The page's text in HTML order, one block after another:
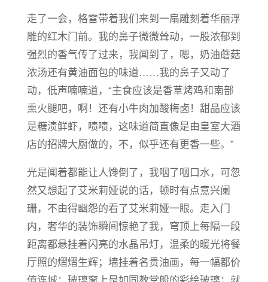
走了一会，格雷带着我们来到一扇雕刻着华丽浮
雕的红木门前。我的鼻子微微耸动，一股浓郁到
强烈的香气传了过来，我闻到了，嗯，奶油蘑菇
浓汤还有黄油面包的味道……我的鼻子又动了
动，低声喃喃道，“主食应该是香草烤鸡和南部
熏火腿吧，啊！还有小牛肉加酸梅卤！甜品应该
是糖渍鲜虾，啧啧，这味道简直像是由皇室大酒
店的招牌大厨做的，不，似乎还有更香一些。”
光是闻着都能让人馋倒了，我咽了咽口水，可忽
然又想起了艾米莉娅说的话，顿时有点意兴阑
珊，不由得幽怨的看了艾米莉娅一眼。走入门
内，奢华的装饰瞬间惊艳了我，穹顶上每隔一段
距离都悬挂着闪亮的水晶吊灯，温柔的暖光将餐
厅照的熠熠生辉；墙挂着名贵油画，每一幅都价